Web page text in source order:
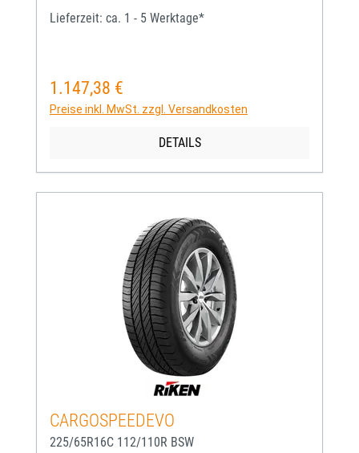
Lieferzeit: ca. 1 - 5 Werktage*
Regulärer Preis:
1.147,38 €
Preise inkl. MwSt. zzgl. Versandkosten
DETAILS
CARGOSPEEDEVO
225/65R16C 112/110R BSW